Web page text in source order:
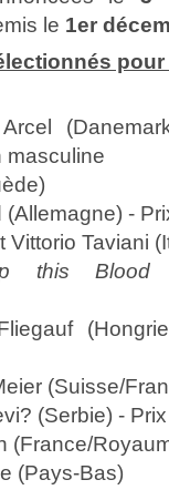
le 1er
masculine
-
Taviani
this Blood
(Suisse/
(Serbie) -
(France/
(Pays-Bas)